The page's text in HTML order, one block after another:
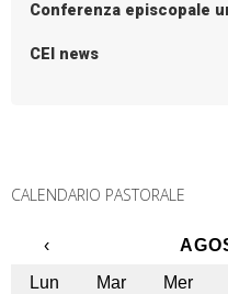
Conferenza episcopale
CEI news
CALENDARIO PASTORALE
‹
Lun
Mar Mer